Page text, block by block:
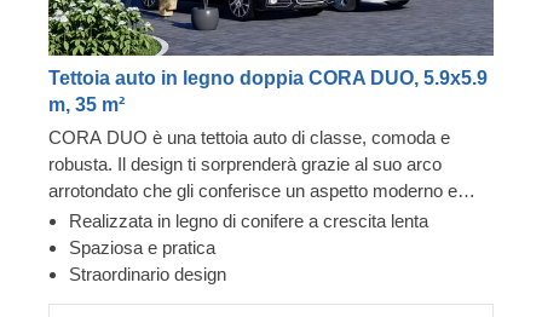
Tettoia auto in legno doppia CORA DUO, 5.9x5.9
m, 35 m²
CORA DUO è una tettoia auto di classe, comoda e
robusta. Il design ti sorprenderà grazie al suo arco
arrotondato che gli conferisce un aspetto moderno e
sofisticato. Puoi sicuramente fidarti di CORA DUO:
resisterà a forti piogge e venti proteggendo le tue auto e i
tuoi oggetti di valore. Le dimensioni sono eccezionali per
Realizzata in legno di conifere a crescita lenta
Spaziosa e pratica
Straordinario design